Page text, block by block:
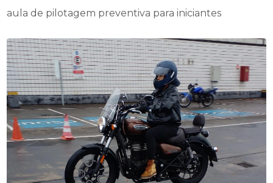
aula de pilotagem preventiva para iniciantes